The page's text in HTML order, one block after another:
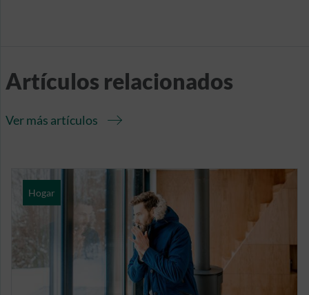
Artículos relacionados
Ver más artículos
Hogar